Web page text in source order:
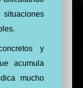
situaciones
y
acumula
mucho